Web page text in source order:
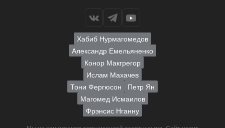
Хабиб Нурмагомедов
Александр Емельяненко
Конор Макгрегор
Ислам Махачев
Тони Фергюсон
Петр Ян
Магомед Исмаилов
Фрэнсис Нганну